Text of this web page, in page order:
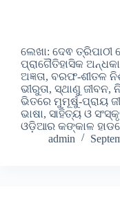
ଲେଖା: ଦେଵ ତ୍ରିପାଠୀ
ପ୍ରାଗୈତିହାସିକ
ଅଜ୍ଞତା, ବରଫ-ଶୀତଳ
ଭୀରୁତା, ସ୍ଥାଣୁ
ଭିତରେ ମୁମୂର୍ଷୁ-ପ୍ରାୟ
ଭାଷା, ସାହିତ୍ୟ ଓ
ଓଡ଼ିଆର କଙ୍କାଳ
admin